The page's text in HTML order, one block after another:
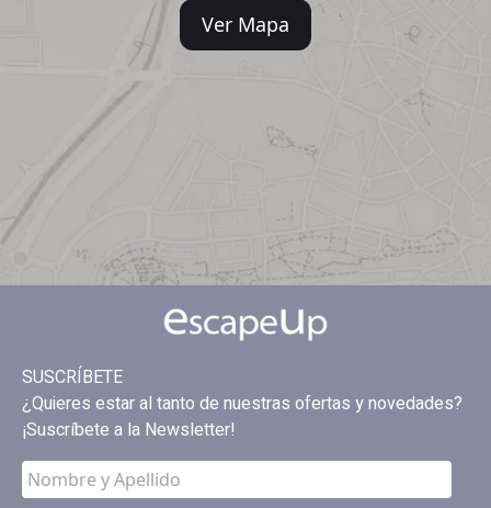
Ver Mapa
SUSCRÍBETE
¿Quieres estar al tanto de nuestras ofertas y novedades?
¡Suscríbete a la Newsletter!